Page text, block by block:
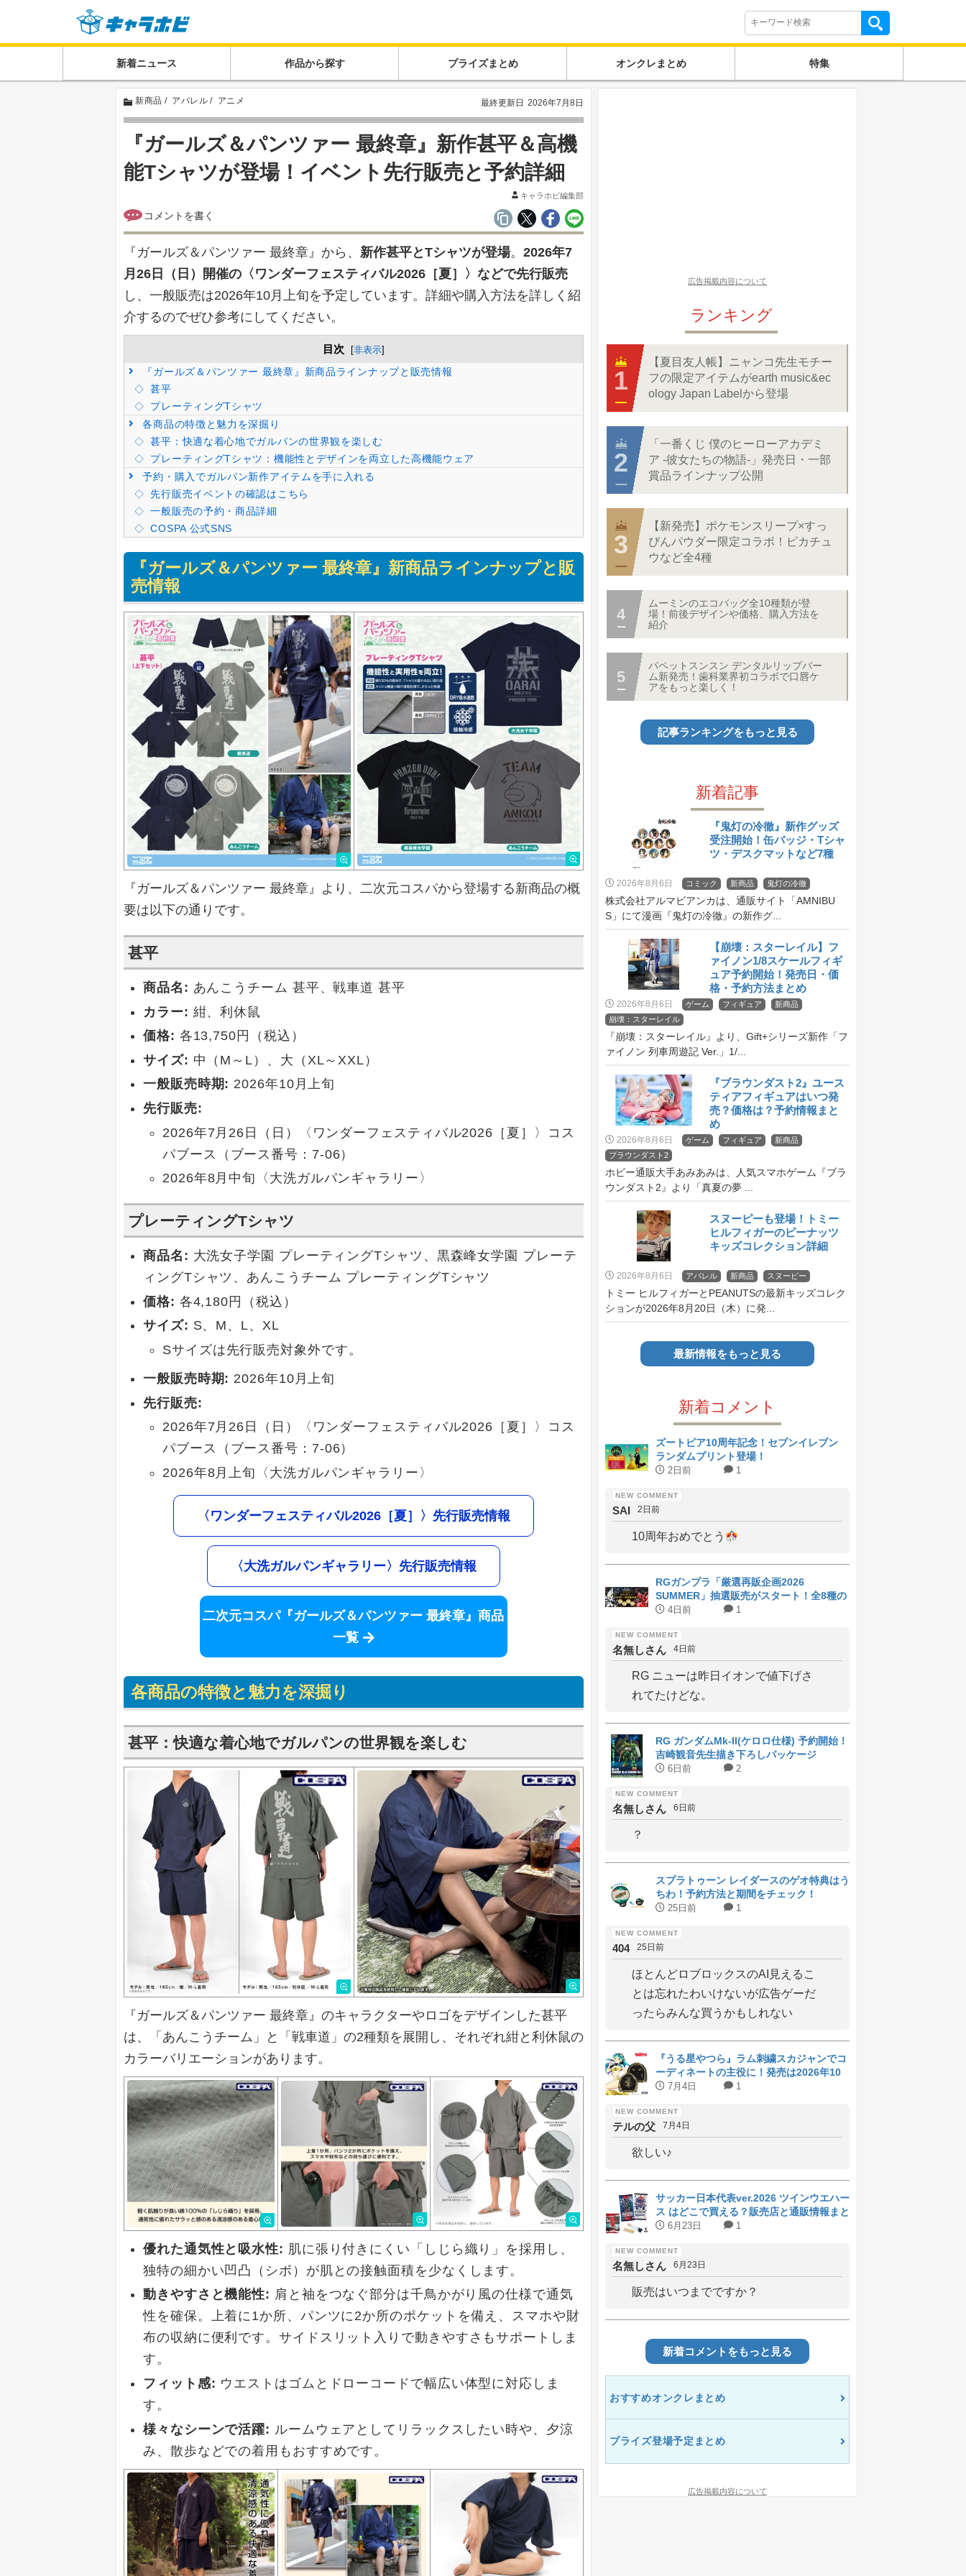
新着ニュース 作品から探す プライズまとめ オンクレまとめ 特集
新商品 アパレル アニメ 最終更新日 2026年7月8日
『ガールズ＆パンツァー 最終章』新作甚平＆高機
能Tシャツが登場！イベント先行販売と予約詳細
キャラホビ編集部
『ガールズ＆パンツァー 最終章』から、 新作甚平とTシャツが登場。 2026年7
月26日（日）開催の〈ワンダーフェスティバル2026［夏］〉などで先行販売
し、一般販売は2026年10月上旬を予定しています。詳細や購入方法を詳しく紹
介するのでぜひ参考にしてください。
目次 [非表示]
『ガールズ＆パンツァー 最終章』新商品ラインナップと販売情報
甚平
プレーティングTシャツ
各商品の特徴と魅力を深掘り
甚平：快適な着心地でガルパンの世界観を楽しむ
プレーティングTシャツ：機能性とデザインを両立した高機能ウェア
予約・購入でガルパン新作アイテムを手に入れる
先行販売イベントの確認はこちら
一般販売の予約・商品詳細
COSPA 公式SNS
『ガールズ＆パンツァー 最終章』新商品ラインナップと販
売情報
『ガールズ＆パンツァー 最終章』より、二次元コスパから登場する新商品の概
要は以下の通りです。
甚平
商品名: あんこうチーム 甚平、戦車道 甚平
カラー: 紺、利休鼠
価格: 各13,750円（税込）
サイズ: 中（M～L）、大（XL～XXL）
一般販売時期: 2026年10月上旬
先行販売:
2026年7月26日（日）〈ワンダーフェスティバル2026［夏］〉コス
パブース（ブース番号：7-06）
2026年8月中旬〈大洗ガルパンギャラリー〉
プレーティングTシャツ
商品名: 大洗女子学園 プレーティングTシャツ、黒森峰女学園 プレーテ
ィングTシャツ、あんこうチーム プレーティングTシャツ
価格: 各4,180円（税込）
サイズ: S、M、L、XL
Sサイズは先行販売対象外です。
一般販売時期: 2026年10月上旬
先行販売:
2026年7月26日（日）〈ワンダーフェスティバル2026［夏］〉コス
パブース（ブース番号：7-06）
2026年8月上旬〈大洗ガルパンギャラリー〉
〈ワンダーフェスティバル2026［夏］〉先行販売情報
〈大洗ガルパンギャラリー〉先行販売情報
二次元コスパ『ガールズ＆パンツァー 最終章』商品
一覧
各商品の特徴と魅力を深掘り
甚平：快適な着心地でガルパンの世界観を楽しむ
『ガールズ＆パンツァー 最終章』のキャラクターやロゴをデザインした甚平
は、「あんこうチーム」と「戦車道」の2種類を展開し、それぞれ紺と利休鼠の
カラーバリエーションがあります。
優れた通気性と吸水性: 肌に張り付きにくい「しじら織り」を採用し、
独特の細かい凹凸（シボ）が肌との接触面積を少なくします。
動きやすさと機能性: 肩と袖をつなぐ部分は千鳥かがり風の仕様で通気
性を確保。上着に1か所、パンツに2か所のポケットを備え、スマホや財
布の収納に便利です。サイドスリット入りで動きやすさもサポートしま
す。
フィット感: ウエストはゴムとドローコードで幅広い体型に対応しま
す。
様々なシーンで活躍: ルームウェアとしてリラックスしたい時や、夕涼
み、散歩などでの着用もおすすめです。
広告掲載内容について
ランキング
【夏目友人帳】ニャンコ先生モチー
フの限定アイテムがearth music&ec
ology Japan Labelから登場
「一番くじ 僕のヒーローアカデミ
ア -彼女たちの物語-」発売日・一部
賞品ラインナップ公開
【新発売】ポケモンスリープ×すっ
ぴんパウダー限定コラボ！ピカチュ
ウなど全4種
ムーミンのエコバッグ全10種類が登
場！前後デザインや価格、購入方法を
紹介
パペットスンスン デンタルリップバー
ム新発売！歯科業界初コラボで口唇ケ
アをもっと楽しく！
記事ランキングをもっと見る
新着記事
『鬼灯の冷徹』新作グッズ
受注開始！缶バッジ・Tシャ
ツ・デスクマットなど7種
2026年8月6日 コミック 新商品 鬼灯の冷徹
株式会社アルマビアンカは、通販サイト「AMNIBU
S」にて漫画『鬼灯の冷徹』の新作グ...
【崩壊：スターレイル】フ
ァイノン1/8スケールフィギ
ュア予約開始！発売日・価
格・予約方法まとめ
2026年8月6日 ゲーム フィギュア
新商品
崩壊：スターレイル
『崩壊：スターレイル』より、Gift+シリーズ新作「フ
ァイノン 列車周遊記 Ver.」1/...
『ブラウンダスト2』ユース
ティアフィギュアはいつ発
売？価格は？予約情報まと
め
2026年8月6日 ゲーム フィギュア
新商品
ブラウンダスト2
ホビー通販大手あみあみは、人気スマホゲーム『ブラ
ウンダスト2』より「真夏の夢 ...
スヌーピーも登場！トミー
ヒルフィガーのピーナッツ
キッズコレクション詳細
2026年8月6日 アパレル 新商品 スヌーピー
トミー ヒルフィガーとPEANUTSの最新キッズコレク
ションが2026年8月20日（木）に発...
最新情報をもっと見る
新着コメント
ズートピア10周年記念！セブンイレブン
ランダムプリント登場！
2日前 1
SAI 2日前
10周年おめでとう
RGガンプラ「厳選再販企画2026
SUMMER」抽選販売がスタート！全8種の
ラインナップと受付期間
4日前 1
名無しさん 4日前
RG ニューは昨日イオンで値下げさ
れてたけどな。
RG ガンダムMk-II(ケロロ仕様) 予約開始！
吉崎観音先生描き下ろしパッケージ
6日前 2
名無しさん 6日前
？
スプラトゥーン レイダースのゲオ特典はう
ちわ！予約方法と期間をチェック！
25日前 1
404 25日前
ほとんどロブロックスのAI見えるこ
とは忘れたわいけないが広告ゲーだ
ったらみんな買うかもしれない
『うる星やつら』ラム刺繍スカジャンでコ
ーディネートの主役に！発売は2026年10
月上旬
7月4日 1
テルの父 7月4日
欲しい♪
サッカー日本代表ver.2026 ツインウエハー
ス はどこで買える？販売店と通販情報まと
め 6月23日 1
名無しさん 6月23日
販売はいつまでですか？
新着コメントをもっと見る
おすすめオンクレまとめ
プライズ登場予定まとめ
広告掲載内容について